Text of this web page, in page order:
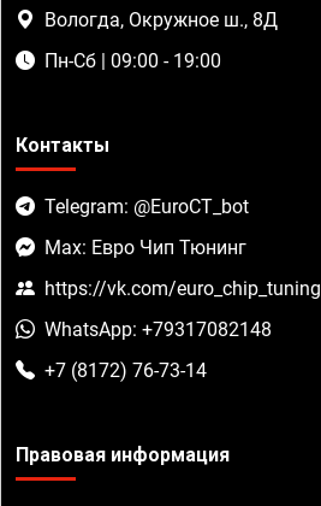
Вологда, Окружное ш., 8Д
Пн-Сб | 09:00 - 19:00
Контакты
Telegram: @EuroCT_bot
Max: Евро Чип Тюнинг
https://vk.com/euro_chip_tuning
WhatsApp: +79317082148
+7 (8172) 76-73-14
Правовая информация